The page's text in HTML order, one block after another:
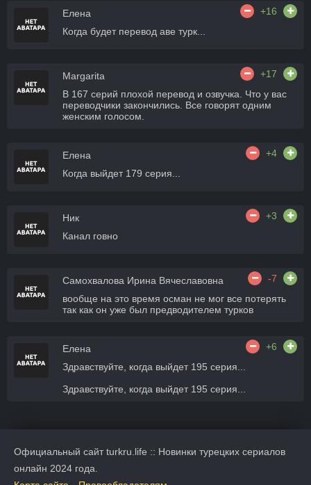
Елена
+16
Когда будет перевод аве турк...
Margarita
+17
В 167 серий плохой перевод и озвучка. Что у вас
переводчики закончились. Все говорят одним
женским голосом.
Елена
+4
Когда выйдет 179 серия...
Ник
+3
Канал говно
Самохвалова Ирина Вячеславовна
-7
вообще на это время осман не мог все потерять
так как он уже был предводителем турков
Елена
+6
Здравствуйте, когда выйдет 195 серия...
Здравствуйте, когда выйдет 195 серия...
Официальный сайт turkru.life :: Новинки турецких сериалов
онлайн 2024 года.